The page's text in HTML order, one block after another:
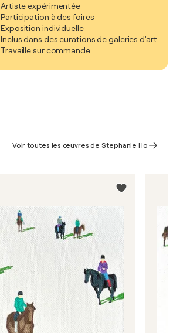
Artiste expérimentée
Participation à des foires
Exposition individuelle
Inclus dans des curations de galeries d'art
Travaille sur commande
Voir toutes les œuvres de Stephanie Ho